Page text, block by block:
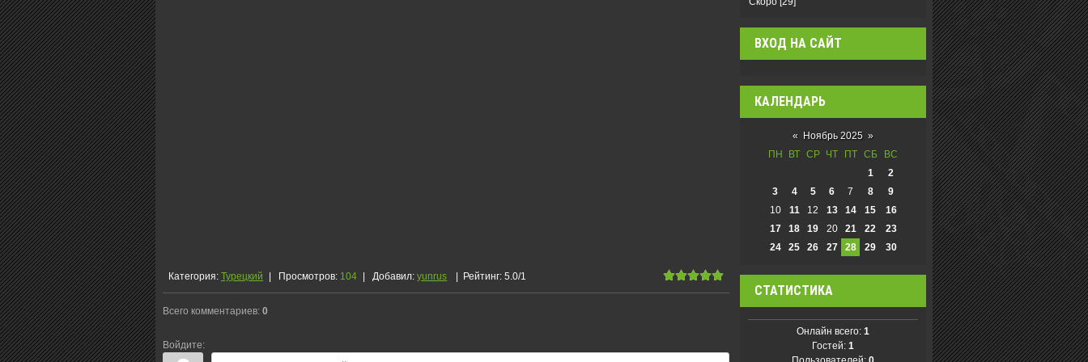
Категория: Турецкий | Просмотров: 104 | Добавил: yunrus | Рейтинг: 5.0/1
Всего комментариев: 0
Войдите:
ВХОД НА САЙТ
КАЛЕНДАРЬ
« Ноябрь 2025 »
ПН
ВТ СР ЧТ ПТ СБ
ВС
1
2
3
4 5 6 7 8
9
10
11 12 13 14 15
16
17
18 19 20 21 22
23
24
25 26 27 28 29 30
СТАТИСТИКА
Онлайн всего: 1
Гостей: 1